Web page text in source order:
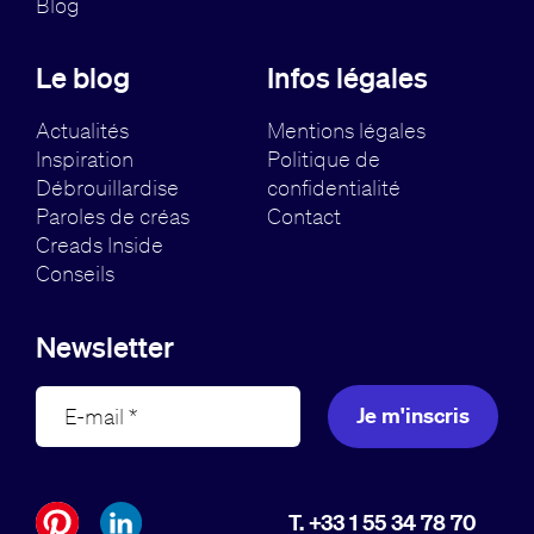
Le blog
Actualités
Inspiration
Débrouillardise
Paroles de créas
Creads Inside
Conseils
Infos légales
Mentions légales
Politique de
confidentialité
Contact
Newsletter
Je m'inscris
T. +33 1 55 34 78 70